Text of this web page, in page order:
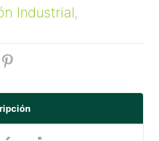
Industrial,